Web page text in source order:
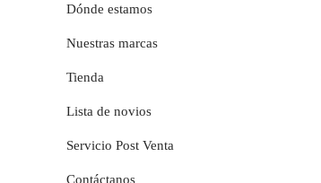
Dónde estamos
Nuestras marcas
Tienda
Lista de novios
Servicio Post Venta
Contáctanos